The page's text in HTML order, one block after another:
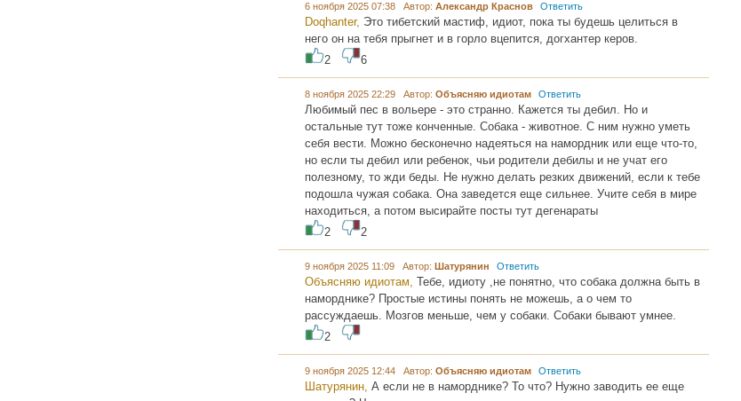
6 ноября 2025 07:38 Автор: Александр Краснов Ответить
Doqhanter, Это тибетский мастиф, идиот, пока ты будешь целиться в
него он на тебя прыгнет и в горло вцепится, догхантер керов.
2
6
8 ноября 2025 22:29 Автор: Объясняю идиотам Ответить
Любимый пес в вольере - это странно. Кажется ты дебил. Но и
остальные тут тоже конченные. Собака - животное. С ним нужно уметь
себя вести. Можно бесконечно надеяться на намордник или еще что-то,
но если ты дебил или ребенок, чьи родители дебилы и не учат его
полезному, то жди беды. Не нужно делать резких движений, если к тебе
подошла чужая собака. Она заведется еще сильнее. Учите себя в мире
находиться, а потом высирайте посты тут дегенараты
2
2
9 ноября 2025 11:09 Автор: Шатурянин Ответить
Объясняю идиотам, Тебе, идиоту ,не понятно, что собака должна быть в
наморднике? Простые истины понять не можешь, а о чем то
рассуждаешь. Мозгов меньше, чем у собаки. Собаки бывают умнее.
2
9 ноября 2025 12:44 Автор: Объясняю идиотам Ответить
Шатурянин, А если не в наморднике? То что? Нужно заводить ее еще